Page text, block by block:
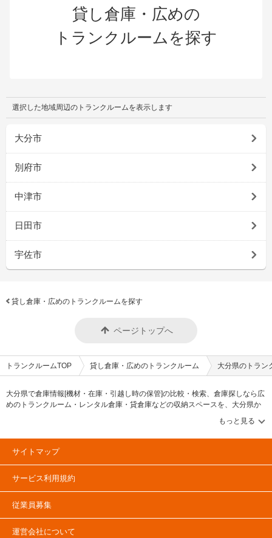
貸し倉庫・広めの
トランクルームを探す
選択した地域周辺のトランクルームを表示します
大分市
別府市
中津市
日田市
宇佐市
貸し倉庫・広めのトランクルームを探す
ページトップへ
トランクルームTOP 貸し倉庫・広めのトランクルーム 大分県のトラン
大分県で倉庫情報[機材・在庫・引越し時の保管]の比較・検索、倉庫探しなら広
めのトランクルーム・レンタル倉庫・貸倉庫などの収納スペースを、大分県か
ら探して、広さ・料金[賃料]・セキュリティ・空調完備・24時間出し入れ可能な
どの希望条件で絞込み！豊富な物件数から様々な方法でご希望の収納スペース
を簡単に探せる貸倉庫・トランクルーム情報サイトです。大分県で気になるレ
ンタル倉庫を見つけたら、メールか電話でお問合せが可能です（無料）。
サイトマップ
サービス利用規約
従業員募集
運営会社について